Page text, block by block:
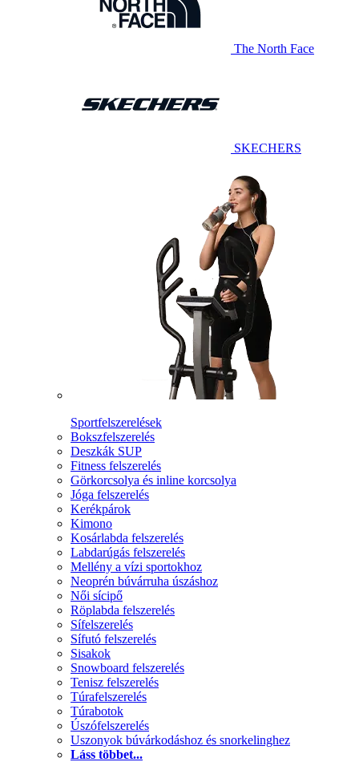
The North Face
SKECHERS
Sportfelszerelések
Bokszfelszerelés
Deszkák SUP
Fitness felszerelés
Görkorcsolya és inline korcsolya
Jóga felszerelés
Kerékpárok
Kimono
Kosárlabda felszerelés
Labdarúgás felszerelés
Mellény a vízi sportokhoz
Neoprén búvárruha úszáshoz
Női sícipő
Röplabda felszerelés
Sífelszerelés
Sífutó felszerelés
Sisakok
Snowboard felszerelés
Tenisz felszerelés
Túrafelszerelés
Túrabotok
Úszófelszerelés
Uszonyok búvárkodáshoz és snorkelinghez
Láss többet...